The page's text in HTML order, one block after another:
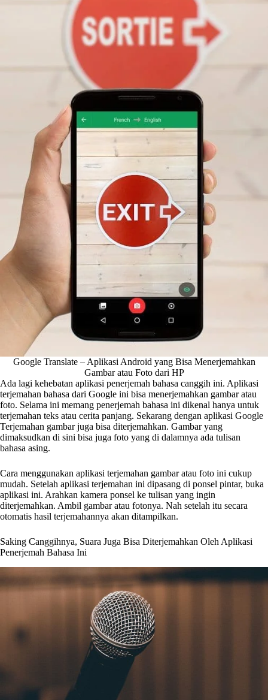
Google Translate – Aplikasi Android yang Bisa Menerjemahkan
Gambar atau Foto dari HP
Ada lagi kehebatan aplikasi penerjemah bahasa canggih ini. Aplikasi
terjemahan bahasa dari Google ini bisa menerjemahkan gambar atau
foto. Selama ini memang penerjemah bahasa ini dikenal hanya untuk
terjemahan teks atau cerita panjang. Sekarang dengan aplikasi Google
Terjemahan gambar juga bisa diterjemahkan. Gambar yang
dimaksudkan di sini bisa juga foto yang di dalamnya ada tulisan
bahasa asing.
Cara menggunakan aplikasi terjemahan gambar atau foto ini cukup
mudah. Setelah aplikasi terjemahan ini dipasang di ponsel pintar, buka
aplikasi ini. Arahkan kamera ponsel ke tulisan yang ingin
diterjemahkan. Ambil gambar atau fotonya. Nah setelah itu secara
otomatis hasil terjemahannya akan ditampilkan.
Saking Canggihnya, Suara Juga Bisa Diterjemahkan Oleh Aplikasi
Penerjemah Bahasa Ini